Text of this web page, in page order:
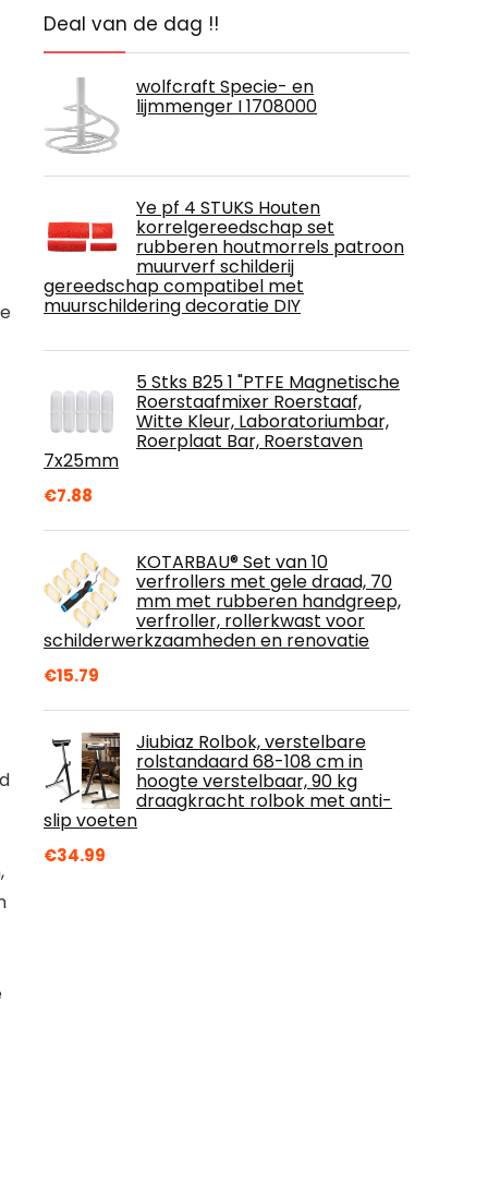
Deal van de dag !!
wolfcraft Specie- en
lijmmenger I 1708000
Ye pf 4 STUKS Houten
korrelgereedschap set
rubberen houtmorrels patroon
muurverf schilderij
gereedschap compatibel met
muurschildering decoratie DIY
5 Stks B25 1 "PTFE Magnetische
Roerstaafmixer Roerstaaf,
Witte Kleur, Laboratoriumbar,
Roerplaat Bar, Roerstaven
7x25mm
€7.88
KOTARBAU® Set van 10
verfrollers met gele draad, 70
mm met rubberen handgreep,
verfroller, rollerkwast voor
schilderwerkzaamheden en renovatie
€15.79
Jiubiaz Rolbok, verstelbare
rolstandaard 68-108 cm in
hoogte verstelbaar, 90 kg
draagkracht rolbok met anti-
slip voeten
€34.99